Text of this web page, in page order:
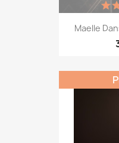
Maelle